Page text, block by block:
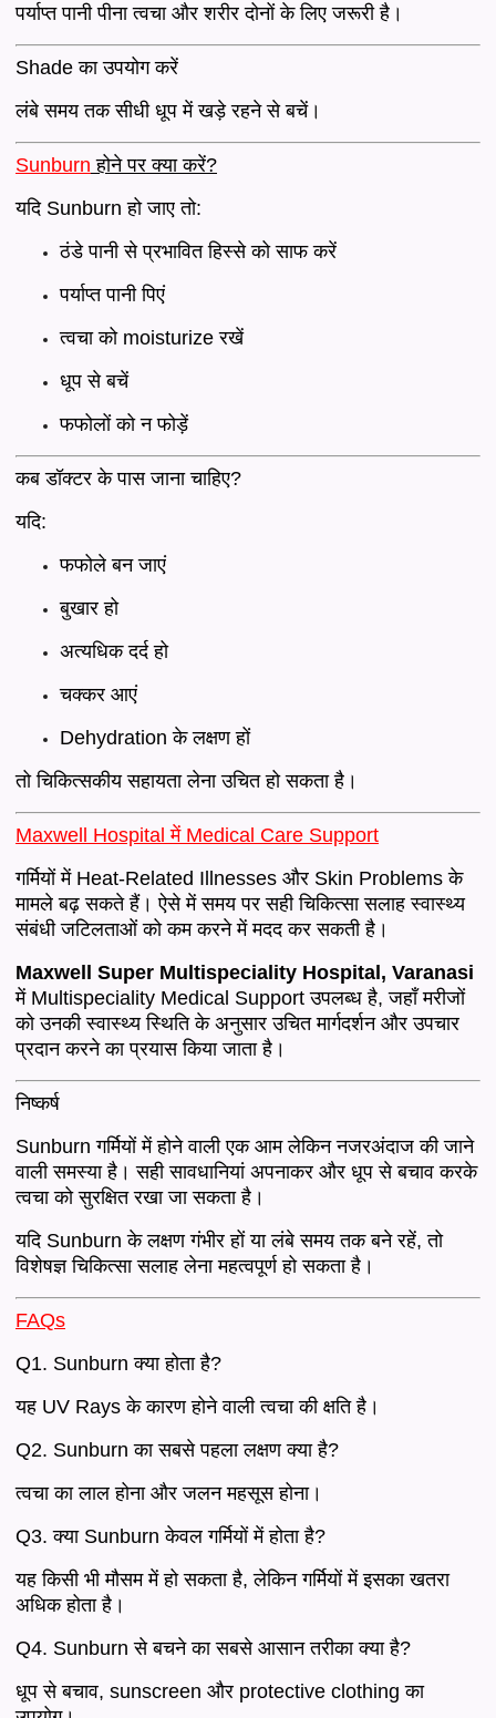
पर्याप्त पानी पीना त्वचा और शरीर दोनों के लिए जरूरी है।
Shade का उपयोग करें
लंबे समय तक सीधी धूप में खड़े रहने से बचें।
Sunburn होने पर क्या करें?
यदि Sunburn हो जाए तो:
ठंडे पानी से प्रभावित हिस्से को साफ करें
पर्याप्त पानी पिएं
त्वचा को moisturize रखें
धूप से बचें
फफोलों को न फोड़ें
कब डॉक्टर के पास जाना चाहिए?
यदि:
फफोले बन जाएं
बुखार हो
अत्यधिक दर्द हो
चक्कर आएं
Dehydration के लक्षण हों
तो चिकित्सकीय सहायता लेना उचित हो सकता है।
Maxwell Hospital में Medical Care Support
गर्मियों में Heat-Related Illnesses और Skin Problems के
मामले बढ़ सकते हैं। ऐसे में समय पर सही चिकित्सा सलाह स्वास्थ्य
संबंधी जटिलताओं को कम करने में मदद कर सकती है।
Maxwell Super Multispeciality Hospital, Varanasi
में Multispeciality Medical Support उपलब्ध है, जहाँ मरीजों
को उनकी स्वास्थ्य स्थिति के अनुसार उचित मार्गदर्शन और उपचार
प्रदान करने का प्रयास किया जाता है।
निष्कर्ष
Sunburn गर्मियों में होने वाली एक आम लेकिन नजरअंदाज की जाने
वाली समस्या है। सही सावधानियां अपनाकर और धूप से बचाव करके
त्वचा को सुरक्षित रखा जा सकता है।
यदि Sunburn के लक्षण गंभीर हों या लंबे समय तक बने रहें, तो
विशेषज्ञ चिकित्सा सलाह लेना महत्वपूर्ण हो सकता है।
FAQs
Q1. Sunburn क्या होता है?
यह UV Rays के कारण होने वाली त्वचा की क्षति है।
Q2. Sunburn का सबसे पहला लक्षण क्या है?
त्वचा का लाल होना और जलन महसूस होना।
Q3. क्या Sunburn केवल गर्मियों में होता है?
यह किसी भी मौसम में हो सकता है, लेकिन गर्मियों में इसका खतरा
अधिक होता है।
Q4. Sunburn से बचने का सबसे आसान तरीका क्या है?
धूप से बचाव, sunscreen और protective clothing का